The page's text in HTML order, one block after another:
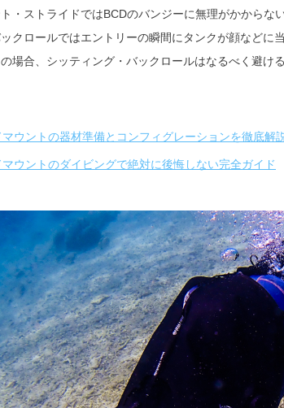
・ストライドではBCDのバンジーに無理がかから
クロールではエントリーの瞬間にタンクが顔など
の場合、シッティング・バックロールはなるべく避け
ウントの器材準備とコンフィグレーションを徹底解
ウントのダイビングで絶対に後悔しない完全ガイド